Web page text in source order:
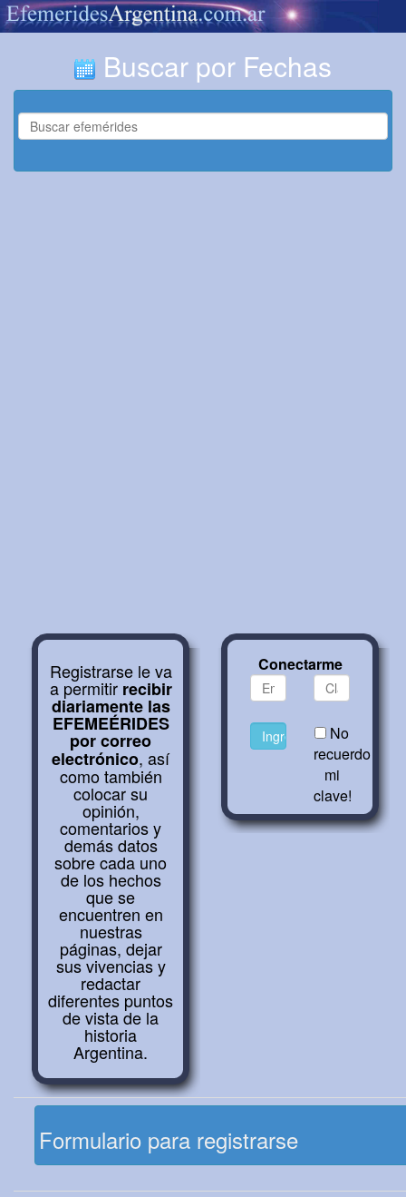
Buscar por Fechas
Registrarse le va
a permitir recibir
diariamente las
EFEMEÉRIDES
por correo
electrónico, así
como también
colocar su
opinión,
comentarios y
demás datos
sobre cada uno
de los hechos
que se
encuentren en
nuestras
páginas, dejar
sus vivencias y
redactar
diferentes puntos
de vista de la
historia
Argentina.
Conectarme
No
recuerdo
mi
clave!
Formulario para registrarse